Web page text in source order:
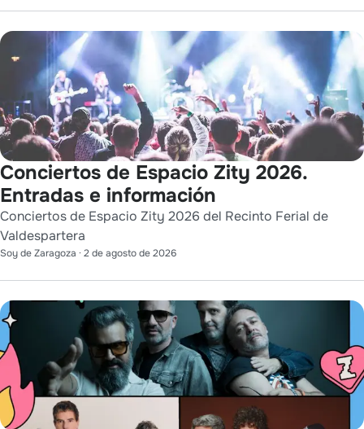
Conciertos de Espacio Zity 2026.
Entradas e información
Conciertos de Espacio Zity 2026 del Recinto Ferial de
Valdespartera
Soy de Zaragoza · 2 de agosto de 2026